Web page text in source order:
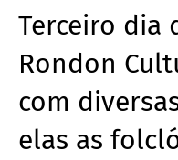
Terceiro dia
Rondon
com
elas as